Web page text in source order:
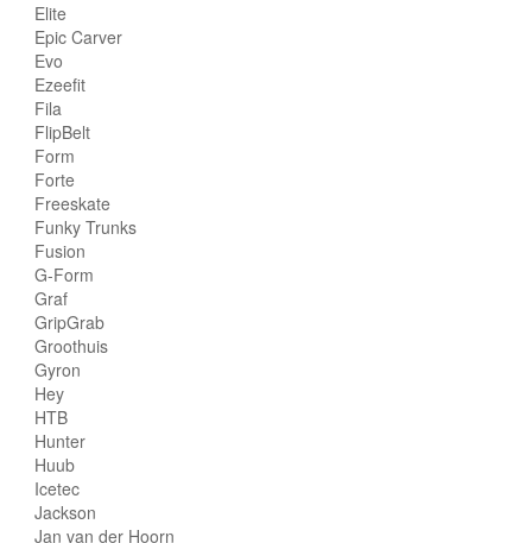
Elite
Epic Carver
Evo
Ezeefit
Fila
FlipBelt
Form
Forte
Freeskate
Funky Trunks
Fusion
G-Form
Graf
GripGrab
Groothuis
Gyron
Hey
HTB
Hunter
Huub
Icetec
Jackson
Jan van der Hoorn